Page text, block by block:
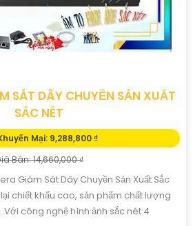
SÁT DÂY CHUYỀN SẢN XUẤT
SẮC NÉT
Mại: 9,288,800 ₫
Bán: 14,660,000 ₫
Giám Sát Dây Chuyền Sản Xuất Sắc
chiết khấu cao, sản phẩm chất lượng
công nghệ hình ảnh sắc nét 4